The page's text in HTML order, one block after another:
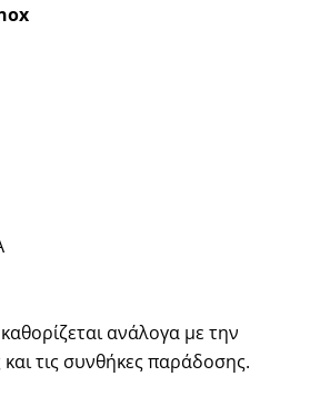
ανάλογα με την
τις συνθήκες παράδοσης.